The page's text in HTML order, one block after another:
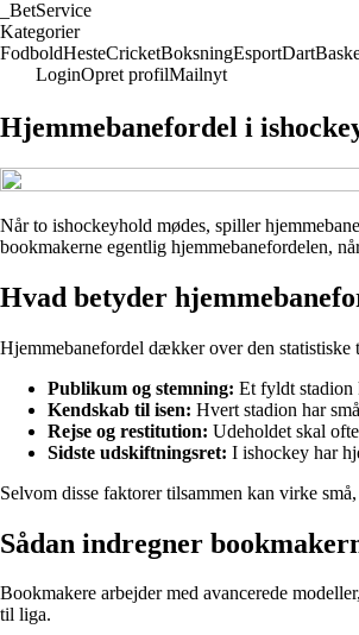
BetService
Kategorier
FodboldHesteCricketBoksningEsportDart
LoginOpret profilMailnyt
Hjemmebanefordel i
Når to ishockeyhold mødes, spiller
bookmakerne egentlig hjemmebanefordelen,
Hvad betyder
Hjemmebanefordel dækker over den statistiske
Publikum og stemning: Et fyldt stadion
Kendskab til isen: Hvert stadion har
Rejse og restitution: Udeholdet skal
Sidste udskiftningsret: I ishockey har
Selvom disse faktorer tilsammen kan virke
Sådan indregner
Bookmakere arbejder med avancerede
til liga.